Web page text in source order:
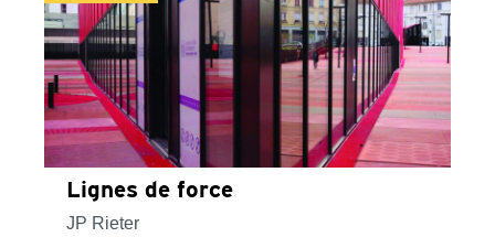
Lignes de force
JP Rieter